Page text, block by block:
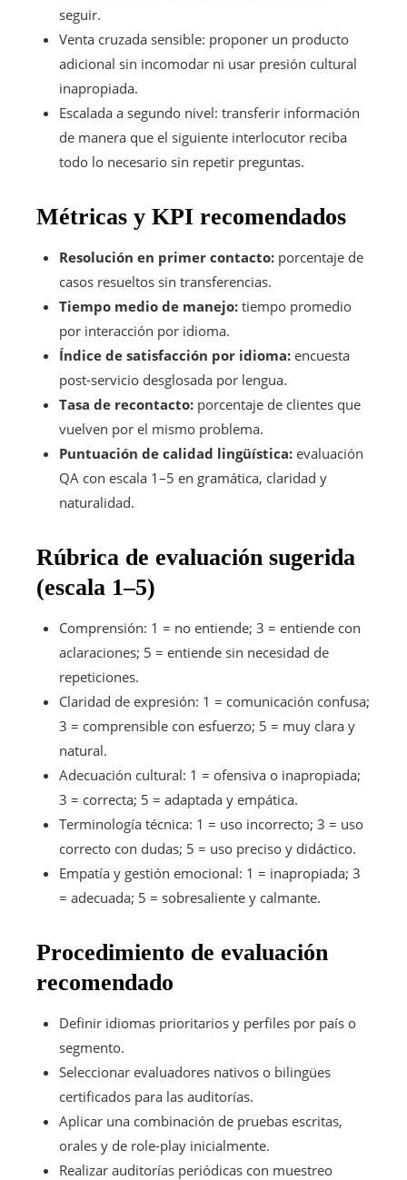
seguir.
Venta cruzada sensible: proponer un producto
adicional sin incomodar ni usar presión cultural
inapropiada.
Escalada a segundo nivel: transferir información
de manera que el siguiente interlocutor reciba
todo lo necesario sin repetir preguntas.
Métricas y KPI recomendados
Resolución en primer contacto: porcentaje de
casos resueltos sin transferencias.
Tiempo medio de manejo: tiempo promedio
por interacción por idioma.
Índice de satisfacción por idioma: encuesta
post-servicio desglosada por lengua.
Tasa de recontacto: porcentaje de clientes que
vuelven por el mismo problema.
Puntuación de calidad lingüística: evaluación
QA con escala 1–5 en gramática, claridad y
naturalidad.
Rúbrica de evaluación sugerida
(escala 1–5)
Comprensión: 1 = no entiende; 3 = entiende con
aclaraciones; 5 = entiende sin necesidad de
repeticiones.
Claridad de expresión: 1 = comunicación confusa;
3 = comprensible con esfuerzo; 5 = muy clara y
natural.
Adecuación cultural: 1 = ofensiva o inapropiada;
3 = correcta; 5 = adaptada y empática.
Terminología técnica: 1 = uso incorrecto; 3 = uso
correcto con dudas; 5 = uso preciso y didáctico.
Empatía y gestión emocional: 1 = inapropiada; 3
= adecuada; 5 = sobresaliente y calmante.
Procedimiento de evaluación
recomendado
Definir idiomas prioritarios y perfiles por país o
segmento.
Seleccionar evaluadores nativos o bilingües
certificados para las auditorías.
Aplicar una combinación de pruebas escritas,
orales y de role-play inicialmente.
Realizar auditorías periódicas con muestreo